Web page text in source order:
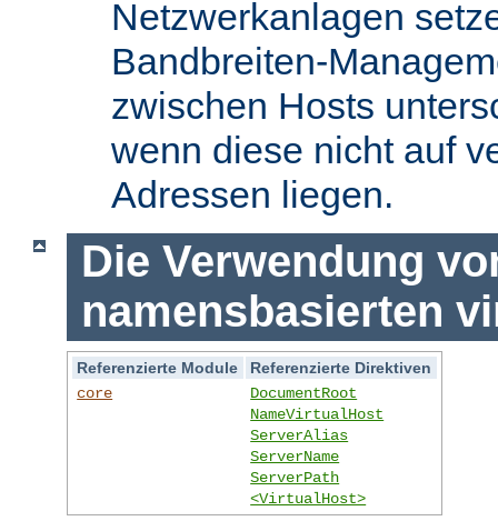
Netzwerkanlagen
Bandbreiten-
zwischen Hosts
wenn diese nicht auf
Adressen liegen.
Die Verwendung
namensbasierten
Referenzierte Module
Referenzierte Direktiven
core
DocumentRoot
NameVirtualHost
ServerAlias
ServerName
ServerPath
<VirtualHost>